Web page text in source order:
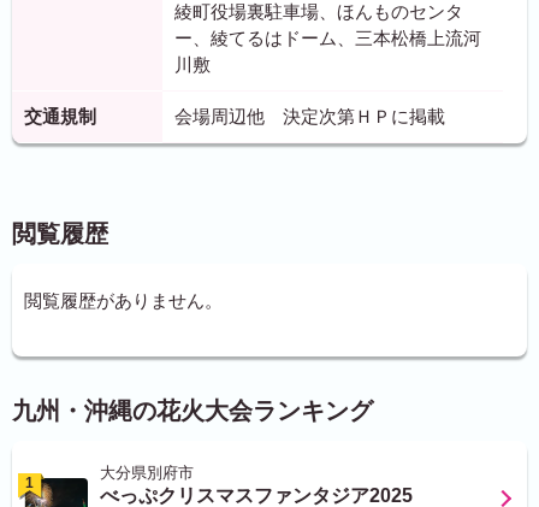
綾町役場裏駐車場、ほんものセンタ
ー、綾てるはドーム、三本松橋上流河
川敷
交通規制 会場周辺他 決定次第ＨＰに掲載
閲覧履歴
閲覧履歴がありません。
九州・沖縄の花火大会ランキング
1
大分県別府市
べっぷクリスマスファンタジア2025